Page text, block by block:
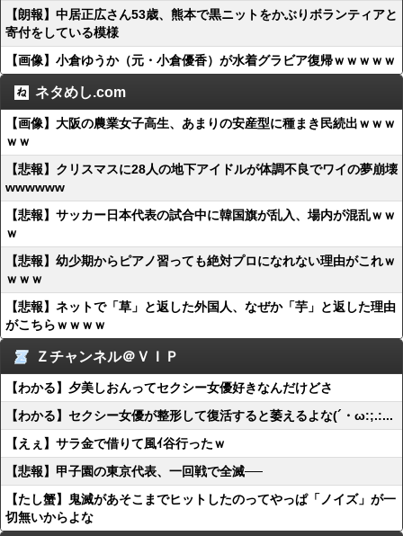
【朗報】中居正広さん53歳、熊本で黒ニットをかぶりボランティアと
寄付をしている模様
【画像】小倉ゆうか（元・小倉優香）が水着グラビア復帰ｗｗｗｗｗ
ネタめし.com
【画像】大阪の農業女子高生、あまりの安産型に種まき民続出ｗｗｗ
ｗｗ
【悲報】クリスマスに28人の地下アイドルが体調不良でワイの夢崩壊
wwwwww
【悲報】サッカー日本代表の試合中に韓国旗が乱入、場内が混乱ｗｗ
ｗ
【悲報】幼少期からピアノ習っても絶対プロになれない理由がこれｗ
ｗｗｗ
【悲報】ネットで「草」と返した外国人、なぜか「芋」と返した理由
がこちらｗｗｗｗ
Ｚチャンネル＠ＶＩＰ
【わかる】夕美しおんってセクシー女優好きなんだけどさ
【わかる】セクシー女優が整形して復活すると萎えるよな(´・ω:;.:...
【えぇ】サラ金で借りて風ｲ谷行ったｗ
【悲報】甲子園の東京代表、一回戦で全滅──
【たし蟹】鬼滅があそこまでヒットしたのってやっぱ「ノイズ」が一
切無いからよな